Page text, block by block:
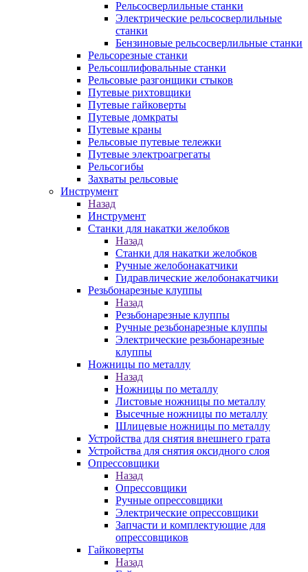
Рельсосверлильные станки
Электрические рельсосверлильные
станки
Бензиновые рельсосверлильные станки
Рельсорезные станки
Рельсошлифовальные станки
Рельсовые разгонщики стыков
Путевые рихтовщики
Путевые гайковерты
Путевые домкраты
Путевые краны
Рельсовые путевые тележки
Путевые электроагрегаты
Рельсогибы
Захваты рельсовые
Инструмент
Назад
Инструмент
Станки для накатки желобков
Назад
Станки для накатки желобков
Ручные желобонакатчики
Гидравлические желобонакатчики
Резьбонарезные клуппы
Назад
Резьбонарезные клуппы
Ручные резьбонарезные клуппы
Электрические резьбонарезные
клуппы
Ножницы по металлу
Назад
Ножницы по металлу
Листовые ножницы по металлу
Высечные ножницы по металлу
Шлицевые ножницы по металлу
Устройства для снятия внешнего грата
Устройства для снятия оксидного слоя
Опрессовщики
Назад
Опрессовщики
Ручные опрессовщики
Электрические опрессовщики
Запчасти и комплектующие для
опрессовщиков
Гайковерты
Назад